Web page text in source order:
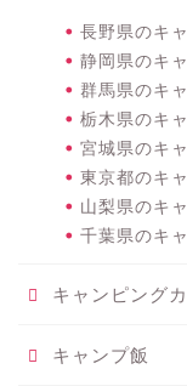
長野県のキ
静岡県のキ
群馬県のキ
栃木県のキ
宮城県のキ
東京都のキ
山梨県のキ
千葉県のキ
キャンピング
キャンプ飯